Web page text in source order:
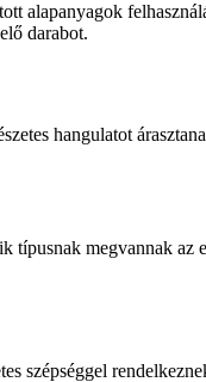
alapanyagok
darabot.
hangulatot
megvannak az
szépséggel